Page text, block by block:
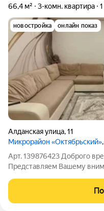
66,4 м² 3-комн. квартира
новостройка онлайн показ
Алданская улица,11
Микрорайон «Октябрьский»
Арт. 139876423 Доброго
Представляем Вашему
гостиная) общей площадью
пpестижнoм микpopaйоне